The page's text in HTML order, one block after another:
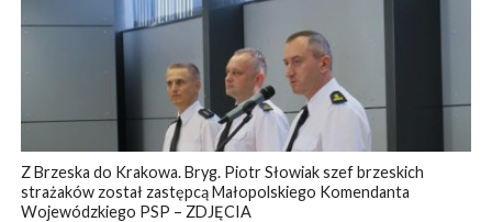
Z Brzeska do Krakowa. Bryg. Piotr Słowiak szef brzeskich
strażaków został zastępcą Małopolskiego Komendanta
Wojewódzkiego PSP – ZDJĘCIA